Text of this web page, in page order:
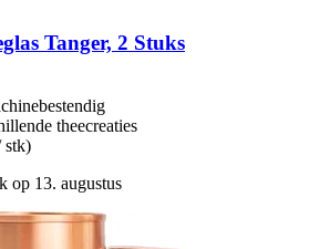
Tanger, 2 Stuks
theecreaties
stk)
op 13. augustus